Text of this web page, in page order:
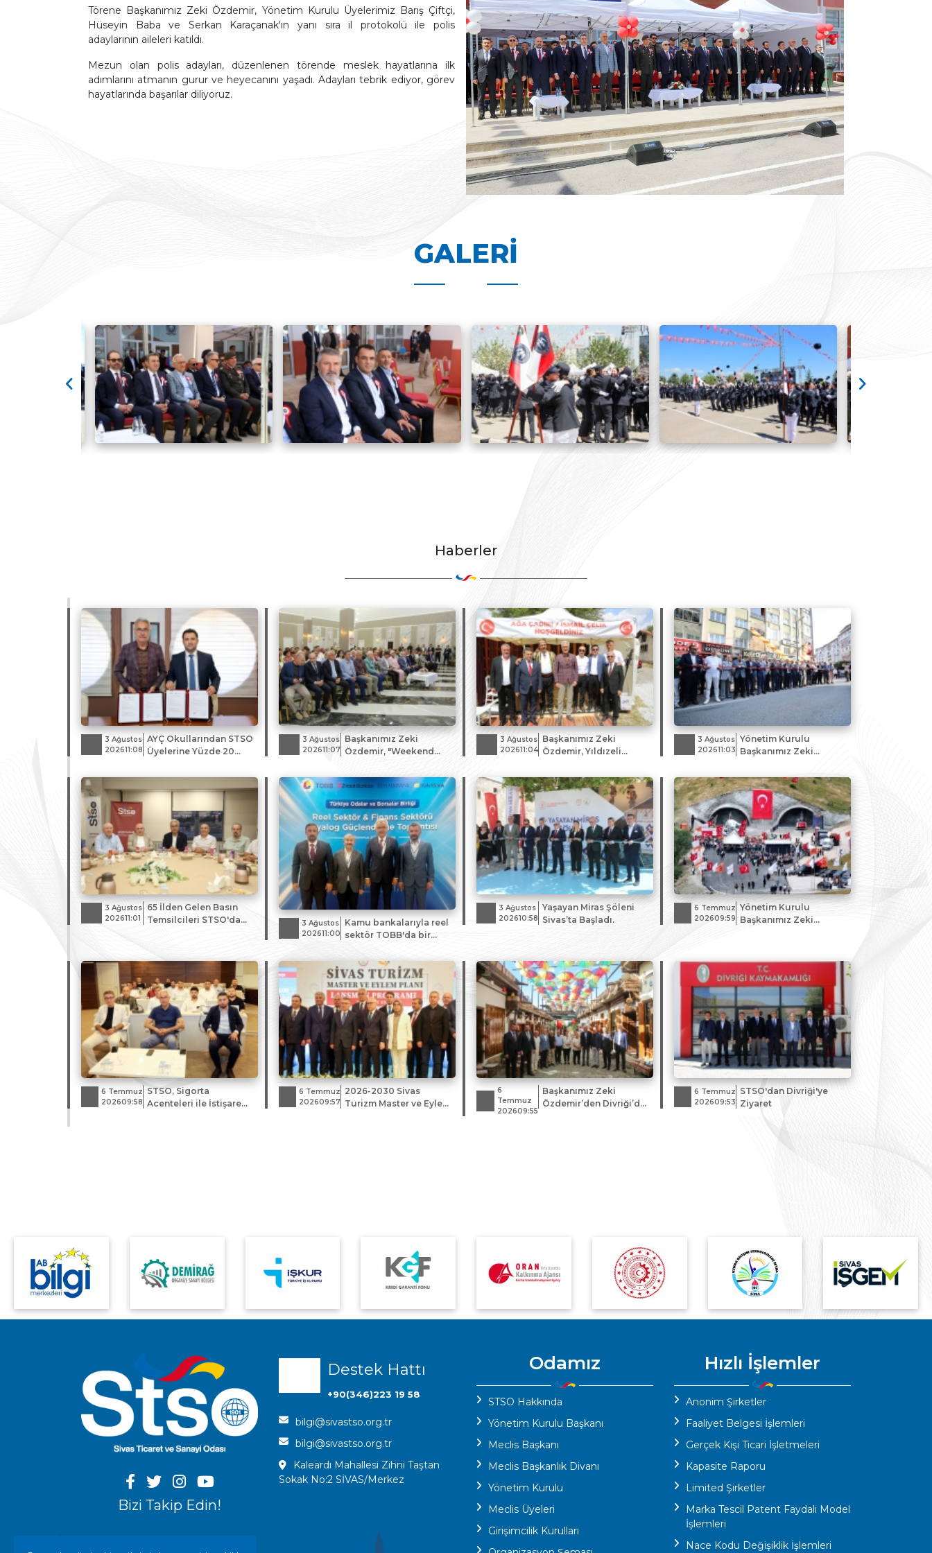
Şikayet Şeması
TOBB Uyum Faydalı Linkler
Yurtdışı
Pazarlama
Faaliyetleri
Kurumsal Kimlik
Kılavuzu
Törene Başkanımız Zeki Özdemir, Yönetim Kurulu Üyelerimiz Barış Çiftçi,
Hüseyin Baba ve Serkan Karaçanak'ın yanı sıra il protokolü ile polis
adaylarının aileleri katıldı.
Mezun olan polis adayları, düzenlenen törende meslek hayatlarına ilk
adımlarını atmanın gurur ve heyecanını yaşadı. Adayları tebrik ediyor, görev
hayatlarında başarılar diliyoruz.
GALERI
Haberler
3 Ağustos
202611:08
AYÇ Okullarından STSO
Üyelerine Yüzde 20
3 Ağustos
202611:07
Başkanımız Zeki
Özdemir, "Weekend
Buluşmasına Katıldı
3 Ağustos
202611:04
Başkanımız Zeki
Özdemir, Yıldızeli
Kültür Festivali'ne
Katıldı
3 Ağustos
202611:03
Yönetim Kurulu
Başkanımız Zeki
Gazeteciler
Cemiyeti'nin yeni
hizmet ofisinin açılış
törenine katıldı.
3 Ağustos
202611:01
65 İlden Gelen Basın
Temsilcileri STSO'da
3 Ağustos
202611:00
Kamu bankalarıyla reel
sektör TOBB'da bir
3 Ağustos
202610:58
Yaşayan Miras Şöleni
Sivas’ta Başladı.
6 Temmuz
202609:59
Yönetim Kurulu
Başkanımız Zeki
6 Temmuz
202609:58
STSO, Sigorta
Acenteleri ile İstişare
6 Temmuz
202609:57
2026-2030 Sivas
Turizm Master ve Eylem
6
Temmuz
202609:55
Başkanımız Zeki
Özdemir’den Divriği’de
6 Temmuz
202609:53
STSO'dan Divriği'ye
Ziyaret
Bizi Takip Edin!
Destek Hattı
+90(346)223 19 58
bilgi@sivastso.org.tr
bilgi@sivastso.org.tr
Kaleardı Mahallesi Zihni Taştan
Sokak No:2 SİVAS/Merkez
Odamız
STSO Hakkında
Yönetim Kurulu Başkanı
Meclis Başkanı
Meclis Başkanlık Divanı
Yönetim Kurulu
Meclis Üyeleri
Girişimcilik Kurulları
Hızlı İşlemler
Anonim Şirketler
Faaliyet Belgesi İşlemleri
Gerçek Kişi Ticari İşletmeleri
Kapasite Raporu
Limited Şirketler
Marka Tescil Patent Faydalı Model
İşlemleri
Nace Kodu Değişiklik İşlemleri